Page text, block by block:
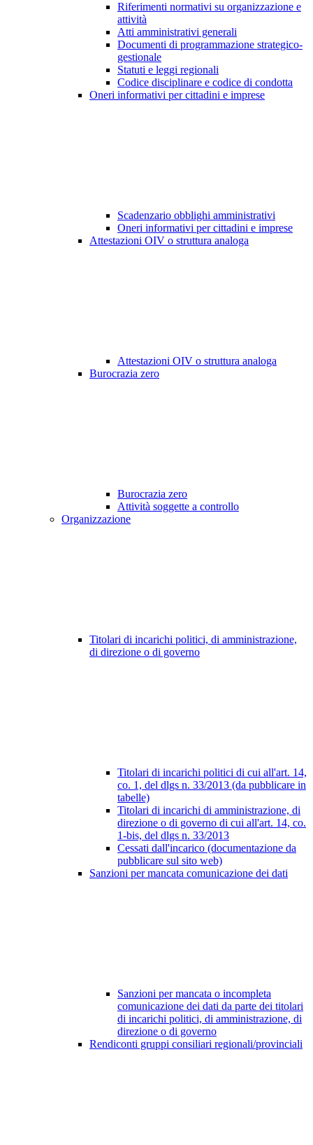
Riferimenti normativi su organizzazione e
attività
Atti amministrativi generali
Documenti di programmazione strategico-
gestionale
Statuti e leggi regionali
Codice disciplinare e codice di condotta
Oneri informativi per cittadini e imprese
Scadenzario obblighi amministrativi
Oneri informativi per cittadini e imprese
Attestazioni OIV o struttura analoga
Attestazioni OIV o struttura analoga
Burocrazia zero
Burocrazia zero
Attività soggette a controllo
Organizzazione
Titolari di incarichi politici, di amministrazione,
di direzione o di governo
Titolari di incarichi politici di cui all'art. 14,
co. 1, del dlgs n. 33/2013 (da pubblicare in
tabelle)
Titolari di incarichi di amministrazione, di
direzione o di governo di cui all'art. 14, co.
1-bis, del dlgs n. 33/2013
Cessati dall'incarico (documentazione da
pubblicare sul sito web)
Sanzioni per mancata comunicazione dei dati
Sanzioni per mancata o incompleta
comunicazione dei dati da parte dei titolari
di incarichi politici, di amministrazione, di
direzione o di governo
Rendiconti gruppi consiliari regionali/provinciali